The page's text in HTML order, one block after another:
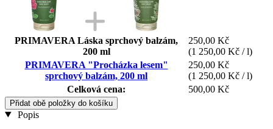
PRIMAVERA Láska sprchový balzám,
200 ml
250,00 Kč
(1 250,00 Kč / l)
PRIMAVERA "Procházka lesem"
sprchový balzám, 200 ml
250,00 Kč
(1 250,00 Kč / l)
Celková cena:
500,00 Kč
Přidat obě položky do košíku
Popis